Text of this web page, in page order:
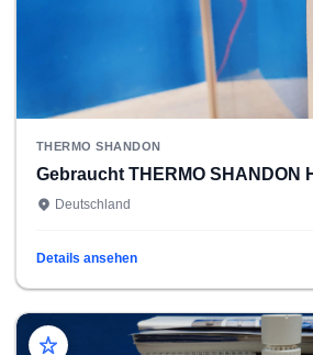
THERMO SHANDON
Gebraucht THERMO SHANDON
Deutschland
Details ansehen